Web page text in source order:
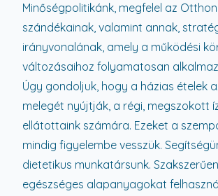
Minőségpolitikánk, megfelel az Otthon
szándékainak, valamint annak,
irányvonalának, amely a működési
változásaihoz folyamatosan
Úgy gondoljuk, hogy a házias ételek
melegét nyújtják, a régi, megszokott
ellátottaink számára. Ezeket a
mindig figyelembe vesszük.
dietetikus munkatársunk.
egészséges alapanyagokat